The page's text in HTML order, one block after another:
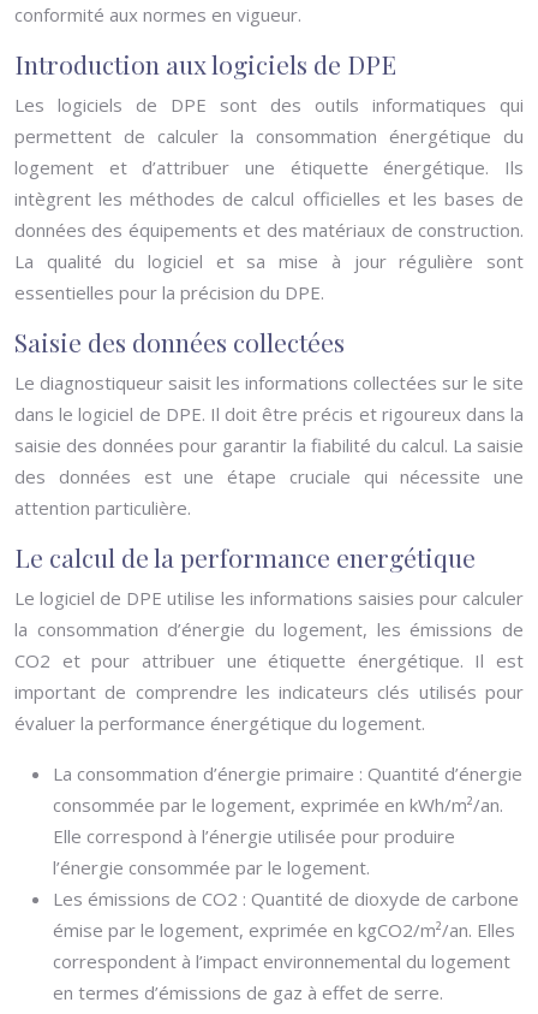
conformité aux normes en vigueur.
Introduction aux logiciels de DPE
Les logiciels de DPE sont des outils informatiques qui
permettent de calculer la consommation énergétique du
logement et d’attribuer une étiquette énergétique. Ils
intègrent les méthodes de calcul officielles et les bases de
données des équipements et des matériaux de construction.
La qualité du logiciel et sa mise à jour régulière sont
essentielles pour la précision du DPE.
Saisie des données collectées
Le diagnostiqueur saisit les informations collectées sur le site
dans le logiciel de DPE. Il doit être précis et rigoureux dans la
saisie des données pour garantir la fiabilité du calcul. La saisie
des données est une étape cruciale qui nécessite une
attention particulière.
Le calcul de la performance energétique
Le logiciel de DPE utilise les informations saisies pour calculer
la consommation d’énergie du logement, les émissions de
CO2 et pour attribuer une étiquette énergétique. Il est
important de comprendre les indicateurs clés utilisés pour
évaluer la performance énergétique du logement.
La consommation d’énergie primaire : Quantité d’énergie
consommée par le logement, exprimée en kWh/m²/an.
Elle correspond à l’énergie utilisée pour produire
l’énergie consommée par le logement.
Les émissions de CO2 : Quantité de dioxyde de carbone
émise par le logement, exprimée en kgCO2/m²/an. Elles
correspondent à l’impact environnemental du logement
en termes d’émissions de gaz à effet de serre.